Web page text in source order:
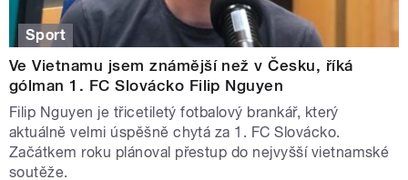
Sport
Ve Vietnamu jsem známější než v Česku, říká
gólman 1. FC Slovácko Filip Nguyen
Filip Nguyen je třicetiletý fotbalový brankář, který
aktuálně velmi úspěšně chytá za 1. FC Slovácko.
Začátkem roku plánoval přestup do nejvyšší vietnamské
soutěže.